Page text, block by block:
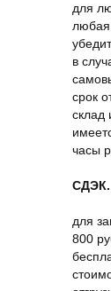
для
в
срок
склад
часы
СДЭК.
для
800